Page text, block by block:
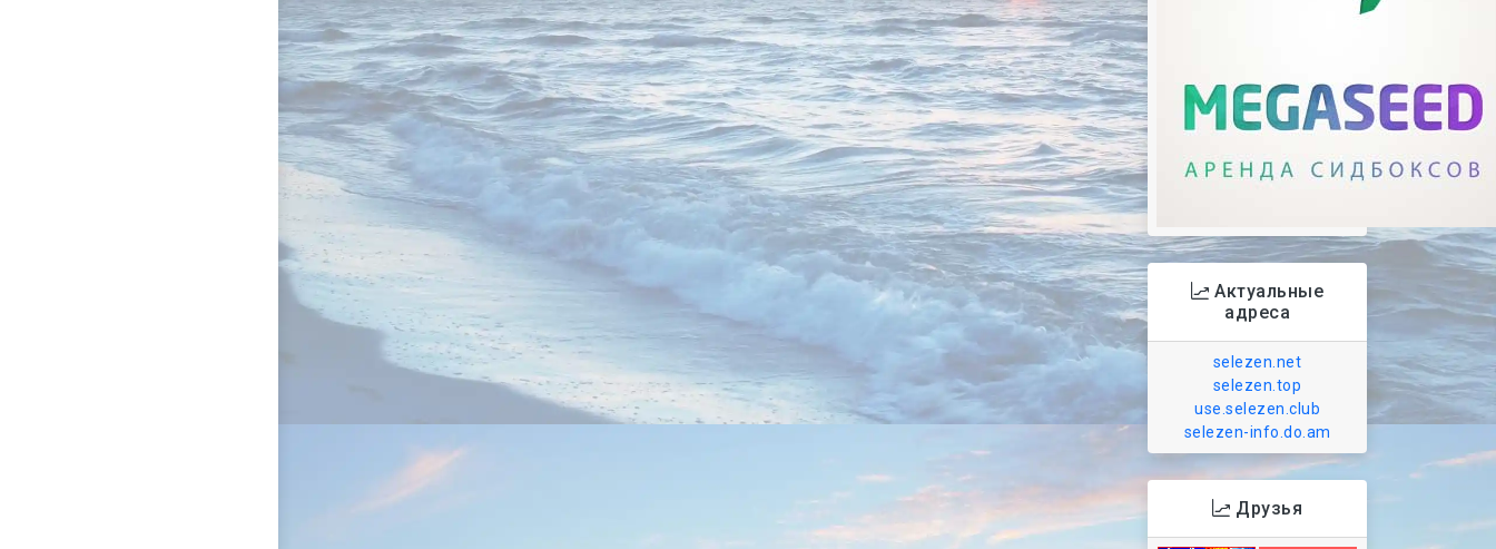
Актуальные
адреса
selezen.net
selezen.top
use.selezen.club
selezen-info.do.am
Друзья